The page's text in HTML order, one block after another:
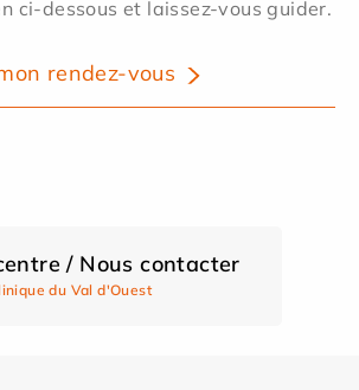
ci-dessous et laissez-vous guider.
rendez-vous
/ Nous contacter
du Val d'Ouest